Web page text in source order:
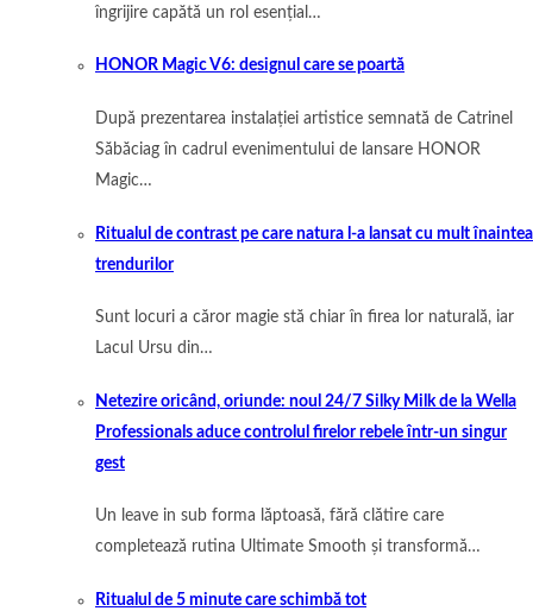
îngrijire capătă un rol esențial…
HONOR Magic V6: designul care se poartă
După prezentarea instalației artistice semnată de Catrinel
Săbăciag în cadrul evenimentului de lansare HONOR
Magic…
Ritualul de contrast pe care natura l-a lansat cu mult înaintea
trendurilor
Sunt locuri a căror magie stă chiar în firea lor naturală, iar
Lacul Ursu din…
Netezire oricând, oriunde: noul 24/7 Silky Milk de la Wella
Professionals aduce controlul firelor rebele într-un singur
gest
Un leave in sub forma lăptoasă, fără clătire care
completează rutina Ultimate Smooth și transformă…
Ritualul de 5 minute care schimbă tot